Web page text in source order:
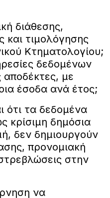
διάθεσης,
και τιμολόγησης
Κτηματολογίου;
δεδομένων
αποδέκτες, με
έσοδα ανά έτος;
ότι τα δεδομένα
κρίσιμη δημόσια
δεν δημιουργούν
προνομιακή
στην
να